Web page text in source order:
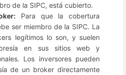
de la SIPC, está cubierto.
Para que la cobertura
ser miembro de la SIPC. La
legítimos lo son, y suelen
en sus sitios web y
Los inversores pueden
de un broker directamente